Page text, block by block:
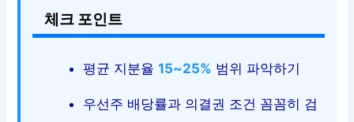
체크 포인트
평균 지분율15~25% 범위 파악하기
우선주 배당률과 의결권 조건 꼼꼼히 검